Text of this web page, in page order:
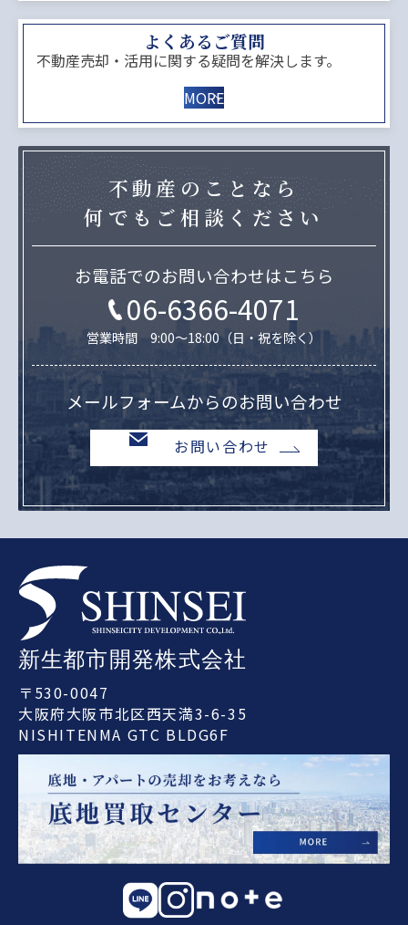
よくあるご質問
不動産売却・活用に関する疑問を解決します。
MORE
不動産のことなら
何でもご相談ください
お電話でのお問い合わせはこちら
06-6366-4071
営業時間 9:00～18:00（日・祝を除く）
メールフォームからのお問い合わせ
お問い合わせ
〒530-0047
大阪府大阪市北区西天満3-6-35
NISHITENMA GTC BLDG6F